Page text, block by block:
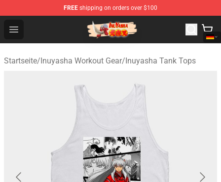
FREE shipping on orders over $100
Open menu
Inuyasha Store - Official Inuyasha Merchandise Shop
Startseite/Inuyasha Workout Gear/Inuyasha Tank Tops